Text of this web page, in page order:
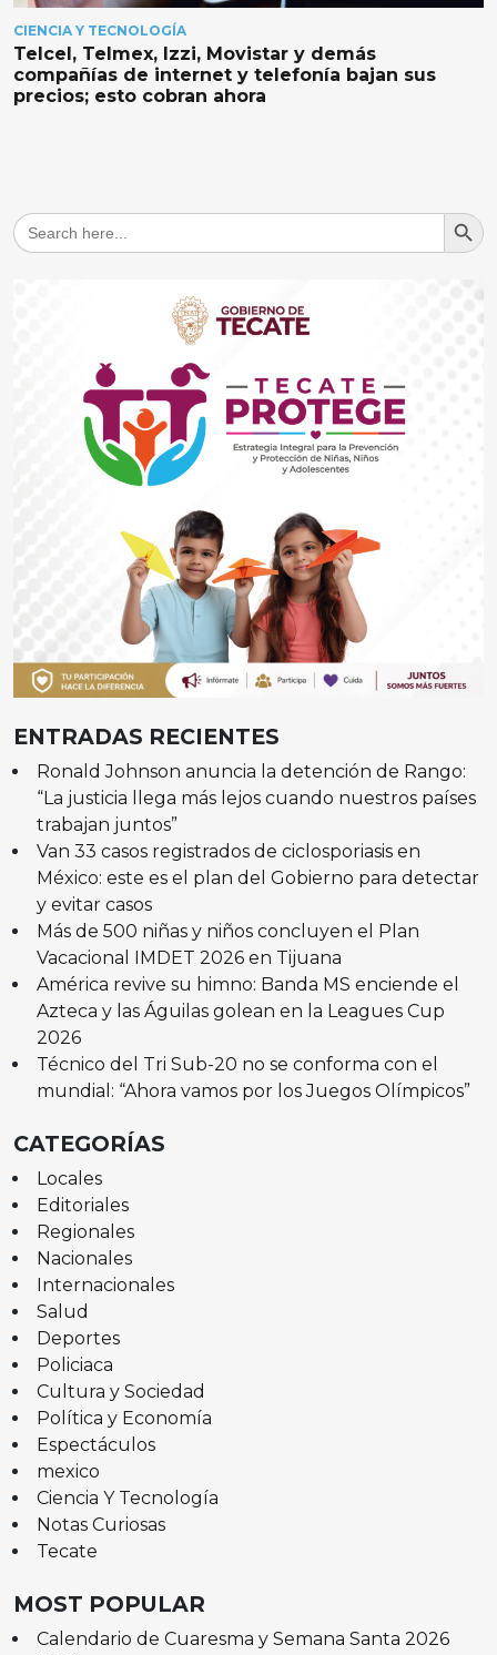
CIENCIA Y TECNOLOGÍA
Telcel, Telmex, Izzi, Movistar y demás
compañías de internet y telefonía bajan sus
precios; esto cobran ahora
Search
for:
Search
ENTRADAS RECIENTES
Ronald Johnson anuncia la detención de Rango:
“La justicia llega más lejos cuando nuestros países
trabajan juntos”
Van 33 casos registrados de ciclosporiasis en
México: este es el plan del Gobierno para detectar
y evitar casos
Más de 500 niñas y niños concluyen el Plan
Vacacional IMDET 2026 en Tijuana
América revive su himno: Banda MS enciende el
Azteca y las Águilas golean en la Leagues Cup
2026
Técnico del Tri Sub-20 no se conforma con el
mundial: “Ahora vamos por los Juegos Olímpicos”
CATEGORÍAS
Locales
Editoriales
Regionales
Nacionales
Internacionales
Salud
Deportes
Policiaca
Cultura y Sociedad
Política y Economía
Espectáculos
mexico
Ciencia Y Tecnología
Notas Curiosas
Tecate
MOST POPULAR
Calendario de Cuaresma y Semana Santa 2026